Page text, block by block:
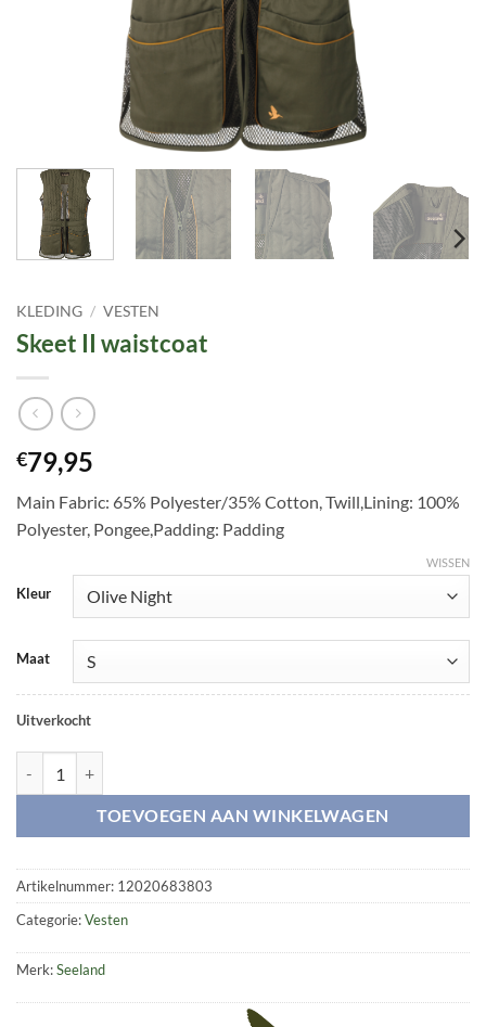
KLEDING / VESTEN
Skeet II waistcoat
€79,95
Main Fabric: 65% Polyester/35% Cotton, Twill,Lining: 100%
Polyester, Pongee,Padding: Padding
Kleur
Maat
WISSEN
Uitverkocht
TOEVOEGEN AAN WINKELWAGEN
Artikelnummer: 12020683803
Categorie:Vesten
Merk:Seeland